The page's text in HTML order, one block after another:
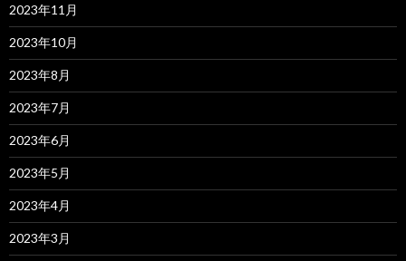
2023年11月
2023年10月
2023年8月
2023年7月
2023年6月
2023年5月
2023年4月
2023年3月